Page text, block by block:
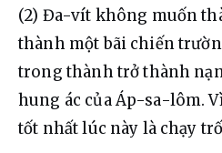
(2) Đa-vít không muốn
thành một bãi chiến
trong thành trở thành
hung ác của Áp-sa-lôm.
tốt nhất lúc này là chạy